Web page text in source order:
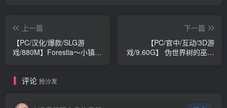
上一篇
【PC/汉化/爆款/SLG游
戏/880M】Forestia～小镇的
フ～）Ver1.3.2 内嵌汉化版
下一篇
【PC/官中/互动/3D游
戏/9.60G】 伪世界树的巫女
评论 抢沙发